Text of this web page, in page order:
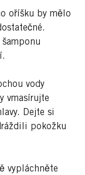
oříšku by mělo
vody
vmasírujte
Dejte si
pokožku
vypláchněte